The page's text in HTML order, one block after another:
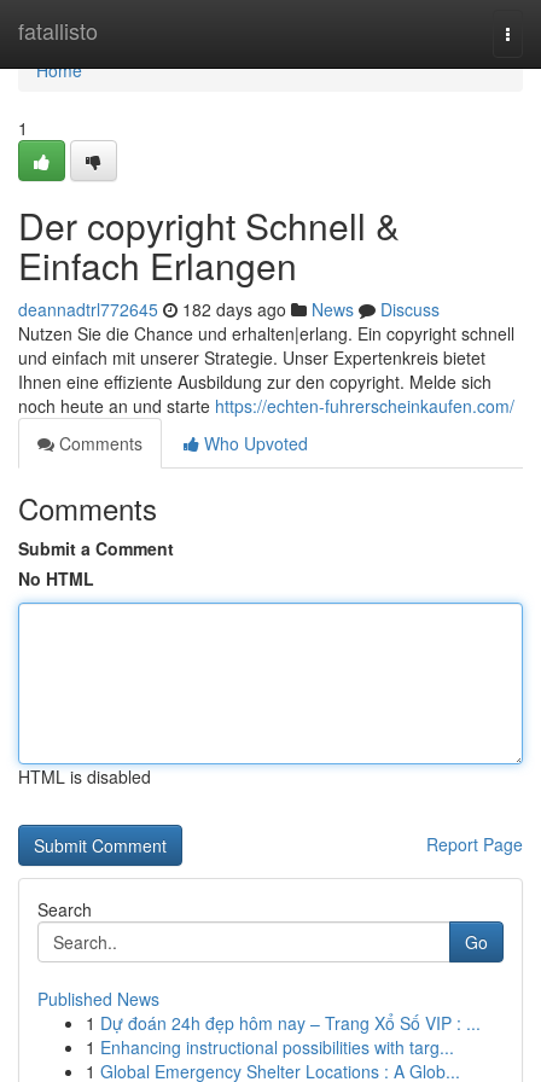
fatallisto
Home
Home
1
Der copyright Schnell &
Einfach Erlangen
deannadtrl772645 182 days ago News
Discuss
Nutzen Sie die Chance und erhalten|erlang. Ein copyright schnell
und einfach mit unserer Strategie. Unser Expertenkreis bietet
Ihnen eine effiziente Ausbildung zur den copyright. Melde sich
noch heute an und starte https://echten-fuhrerscheinkaufen.com/
Comments
Who Upvoted
Comments
Submit a Comment
No HTML
HTML is disabled
Report Page
Search
Go
Published News
1 Dự đoán 24h đẹp hôm nay – Trang Xổ Số VIP : ...
1 Enhancing instructional possibilities with targ...
1 Global Emergency Shelter Locations : A Glob...